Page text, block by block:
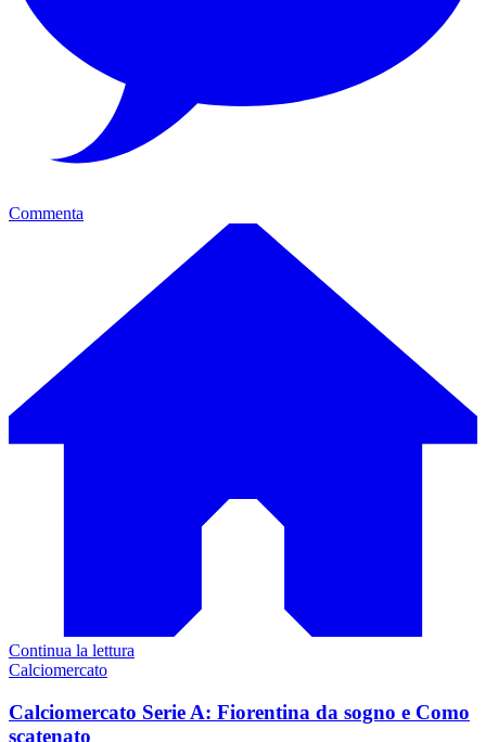
Commenta
Continua la lettura
Calciomercato
Calciomercato Serie A: Fiorentina da sogno e Como
scatenato